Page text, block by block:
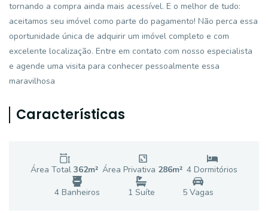
tornando a compra ainda mais acessível. E o melhor de tudo:
aceitamos seu imóvel como parte do pagamento! Não perca essa
oportunidade única de adquirir um imóvel completo e com
excelente localização. Entre em contato com nosso especialista
e agende uma visita para conhecer pessoalmente essa
maravilhosa
Características
Área Total 362m² Área Privativa 286m² 4 Dormitórios
4 Banheiros 1 Suíte 5Vagas